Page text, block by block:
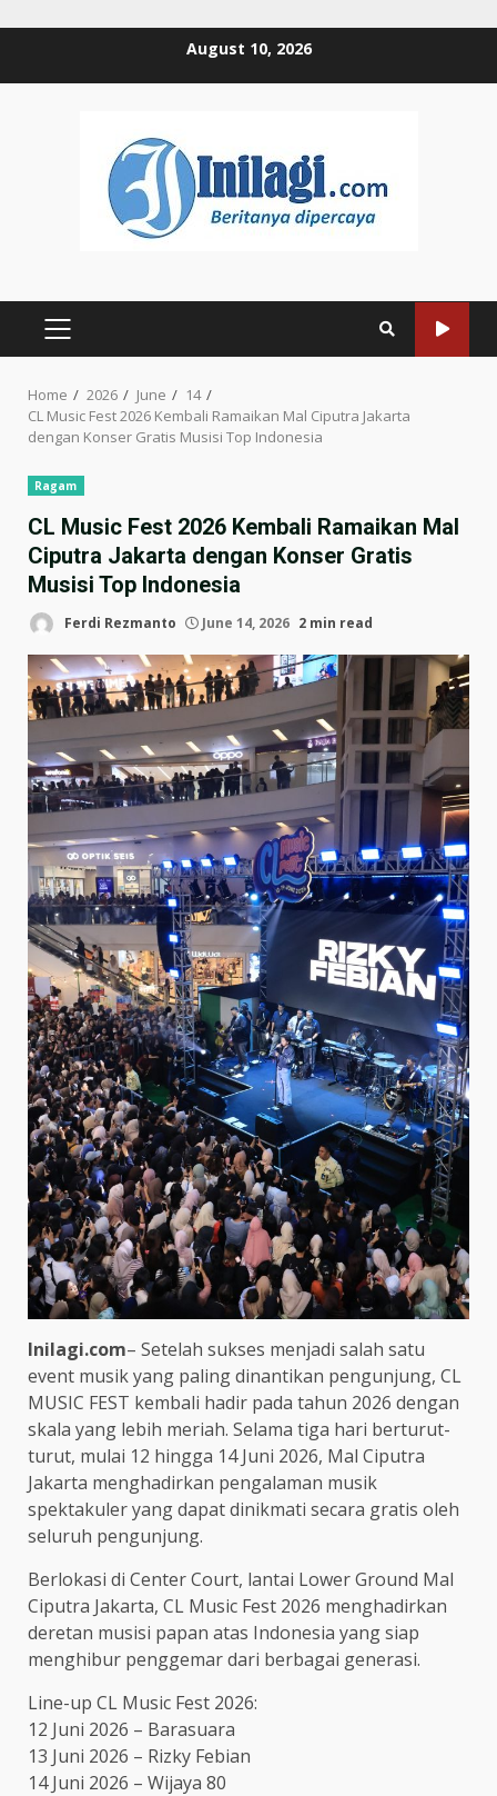
August 10, 2026
PRIMARY
Home 2026 June
14
CL Music Fest 2026 Kembali Ramaikan Mal Ciputra Jakarta
dengan Konser Gratis Musisi Top Indonesia
Ragam
CL Music Fest 2026 Kembali Ramaikan Mal
Ciputra Jakarta dengan Konser Gratis
Musisi Top Indonesia
Ferdi Rezmanto June 14, 2026 2 min read
Inilagi.com– Setelah sukses menjadi salah satu
event musik yang paling dinantikan pengunjung, CL
MUSIC FEST kembali hadir pada tahun 2026 dengan
skala yang lebih meriah. Selama tiga hari berturut-
turut, mulai 12 hingga 14 Juni 2026, Mal Ciputra
Jakarta menghadirkan pengalaman musik
spektakuler yang dapat dinikmati secara gratis oleh
seluruh pengunjung.
Berlokasi di Center Court, lantai Lower Ground Mal
Ciputra Jakarta, CL Music Fest 2026 menghadirkan
deretan musisi papan atas Indonesia yang siap
menghibur penggemar dari berbagai generasi.
Line-up CL Music Fest 2026:
12 Juni 2026 – Barasuara
13 Juni 2026 – Rizky Febian
14 Juni 2026 – Wijaya 80